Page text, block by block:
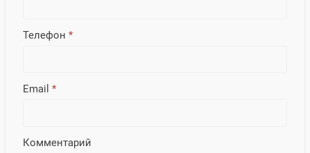
Телефон *
Email *
Комментарий